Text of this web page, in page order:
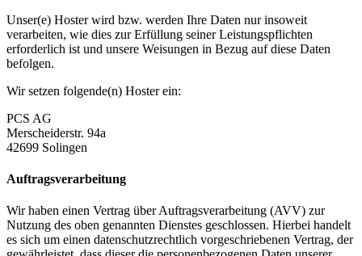
Unser(e) Hoster wird bzw. werden Ihre Daten nur insoweit
verarbeiten, wie dies zur Erfüllung seiner Leistungspflichten
erforderlich ist und unsere Weisungen in Bezug auf diese Daten
befolgen.
Wir setzen folgende(n) Hoster ein:
PCS AG
Merscheiderstr. 94a
42699 Solingen
Auftragsverarbeitung
Wir haben einen Vertrag über Auftragsverarbeitung (AVV) zur
Nutzung des oben genannten Dienstes geschlossen. Hierbei handelt
es sich um einen datenschutzrechtlich vorgeschriebenen Vertrag, der